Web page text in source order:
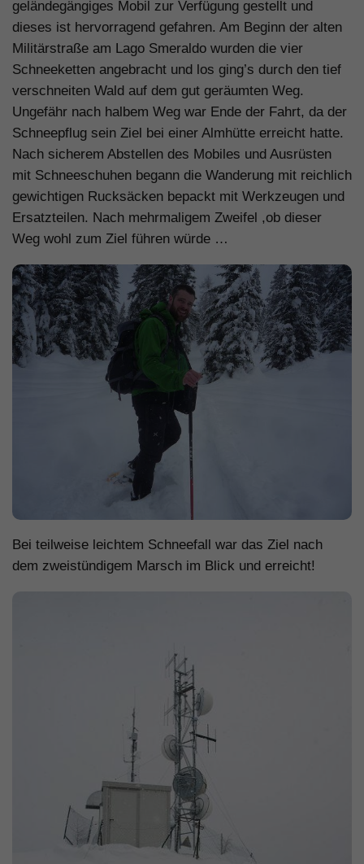
geländegängiges Mobil zur Verfügung gestellt und
dieses ist hervorragend gefahren. Am Beginn der alten
Militärstraße am Lago Smeraldo wurden die vier
Schneeketten angebracht und los ging’s durch den tief
verschneiten Wald auf dem gut geräumten Weg.
Ungefähr nach halbem Weg war Ende der Fahrt, da der
Schneepflug sein Ziel bei einer Almhütte erreicht hatte.
Nach sicherem Abstellen des Mobiles und Ausrüsten
mit Schneeschuhen begann die Wanderung mit reichlich
gewichtigen Rucksäcken bepackt mit Werkzeugen und
Ersatzteilen. Nach mehrmaligem Zweifel ,ob dieser
Weg wohl zum Ziel führen würde …
Bei teilweise leichtem Schneefall war das Ziel nach
dem zweistündigem Marsch im Blick und erreicht!